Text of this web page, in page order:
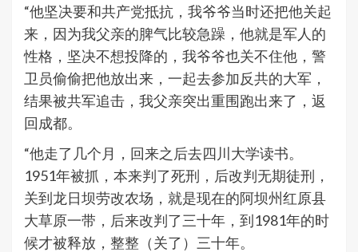
“他坚决要和共产党抵抗，我爷爷当时还把他关起
来，因为我父亲的脾气比较急躁，他就是军人的
性格，坚决不想投降的，我爷爷也关不住他，警
卫员偷偷把他放出来，一起去参加反共的大军，
结果被共军追击，我父亲突出重围跑出来了，返
回成都。
“他走了几个月，回来之后去四川大学读书。
1951年被抓，本来判了死刑，后改判无期徒刑，
关到龙日坝劳改农场，就是现在的阿坝州红原县
大草原一带，后来改判了三十年，到1981年的时
候才被释放，整整（关了）三十年。